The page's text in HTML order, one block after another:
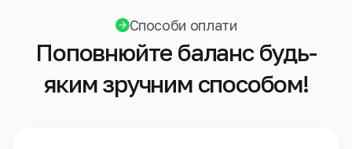
Способи оплати
Поповнюйте баланс будь-
яким зручним способом!